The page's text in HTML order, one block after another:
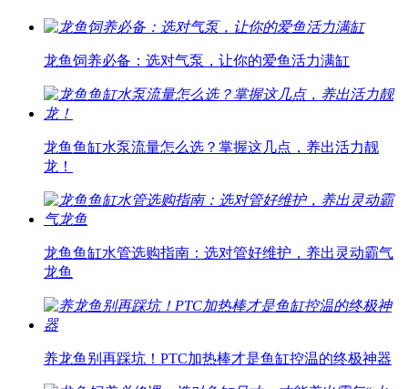
龙鱼饲养必备：选对气泵，让你的爱鱼活力满缸
龙鱼鱼缸水泵流量怎么选？掌握这几点，养出活力靓
龙！
龙鱼鱼缸水管选购指南：选对管好维护，养出灵动霸气
龙鱼
养龙鱼别再踩坑！PTC加热棒才是鱼缸控温的终极神器